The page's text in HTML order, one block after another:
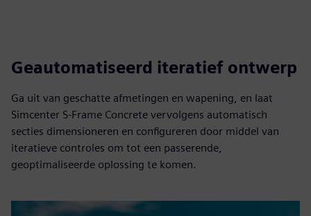
Geautomatiseerd iteratief ontwerp
Ga uit van geschatte afmetingen en wapening, en laat
Simcenter S-Frame Concrete vervolgens automatisch
secties dimensioneren en configureren door middel van
iteratieve controles om tot een passerende,
geoptimaliseerde oplossing te komen.